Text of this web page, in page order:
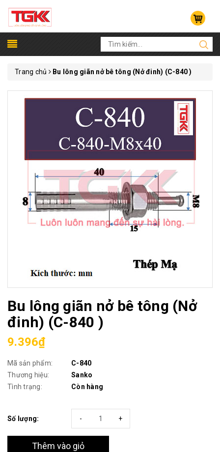
Trang chủ Bu lông giãn nở bê tông (Nở đinh) (C-840 )
Bu lông giãn nở bê tông (Nở
đinh) (C-840 )
9.396₫
Mã sản phẩm:
C-840
Thương hiệu:
Sanko
Tình trạng:
Còn hàng
Số lượng: +
-
Thêm vào giỏ